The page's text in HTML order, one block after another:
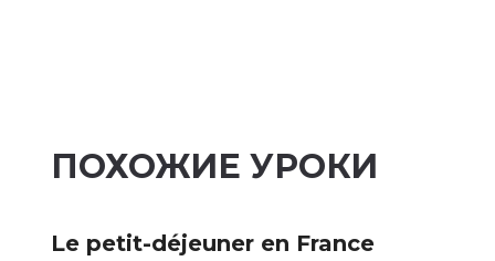
ПОХОЖИЕ УРОКИ
Le petit-déjeuner en France